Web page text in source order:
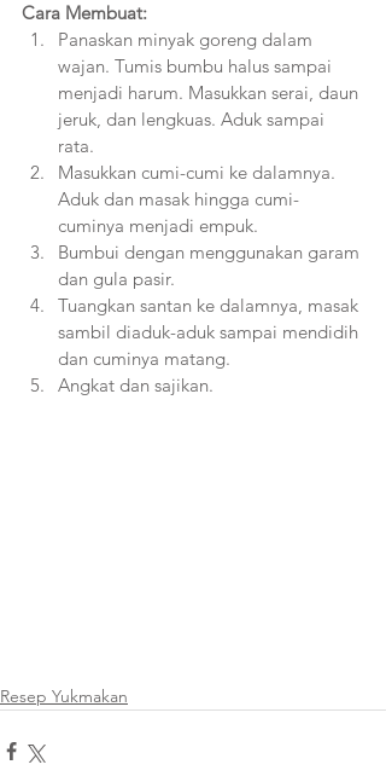
Cara Membuat:
Panaskan minyak goreng dalam
wajan. Tumis bumbu halus sampai
menjadi harum. Masukkan serai, daun
jeruk, dan lengkuas. Aduk sampai
rata.
Masukkan cumi-cumi ke dalamnya.
Aduk dan masak hingga cumi-
cuminya menjadi empuk.
Bumbui dengan menggunakan garam
dan gula pasir.
Tuangkan santan ke dalamnya, masak
sambil diaduk-aduk sampai mendidih
dan cuminya matang.
Angkat dan sajikan.
Resep Yukmakan